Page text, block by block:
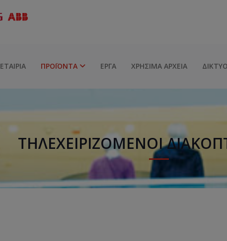
ΕΤΑΙΡΊΑ ΠΡΟΪΌΝΤΑ ΈΡΓΑ ΧΡΉΣΙΜΑ ΑΡΧΕΊΑ
ΤΗΛΕΧΕΙΡΙΖΌΜΕΝΟΙ